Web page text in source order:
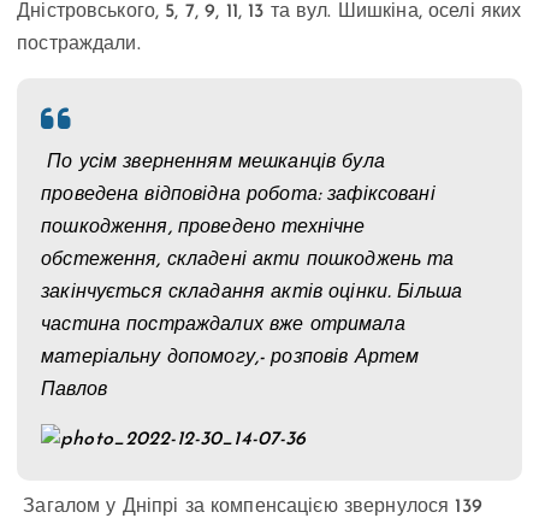
Дністровського, 5, 7, 9, 11, 13 та вул. Шишкіна, оселі яких
постраждали.
По усім зверненням мешканців була
проведена відповідна робота: зафіксовані
пошкодження, проведено технічне
обстеження, складені акти пошкоджень та
закінчується складання актів оцінки. Більша
частина постраждалих вже отримала
матеріальну допомогу,- розповів Артем
Павлов
Загалом у Дніпрі за компенсацією звернулося 139